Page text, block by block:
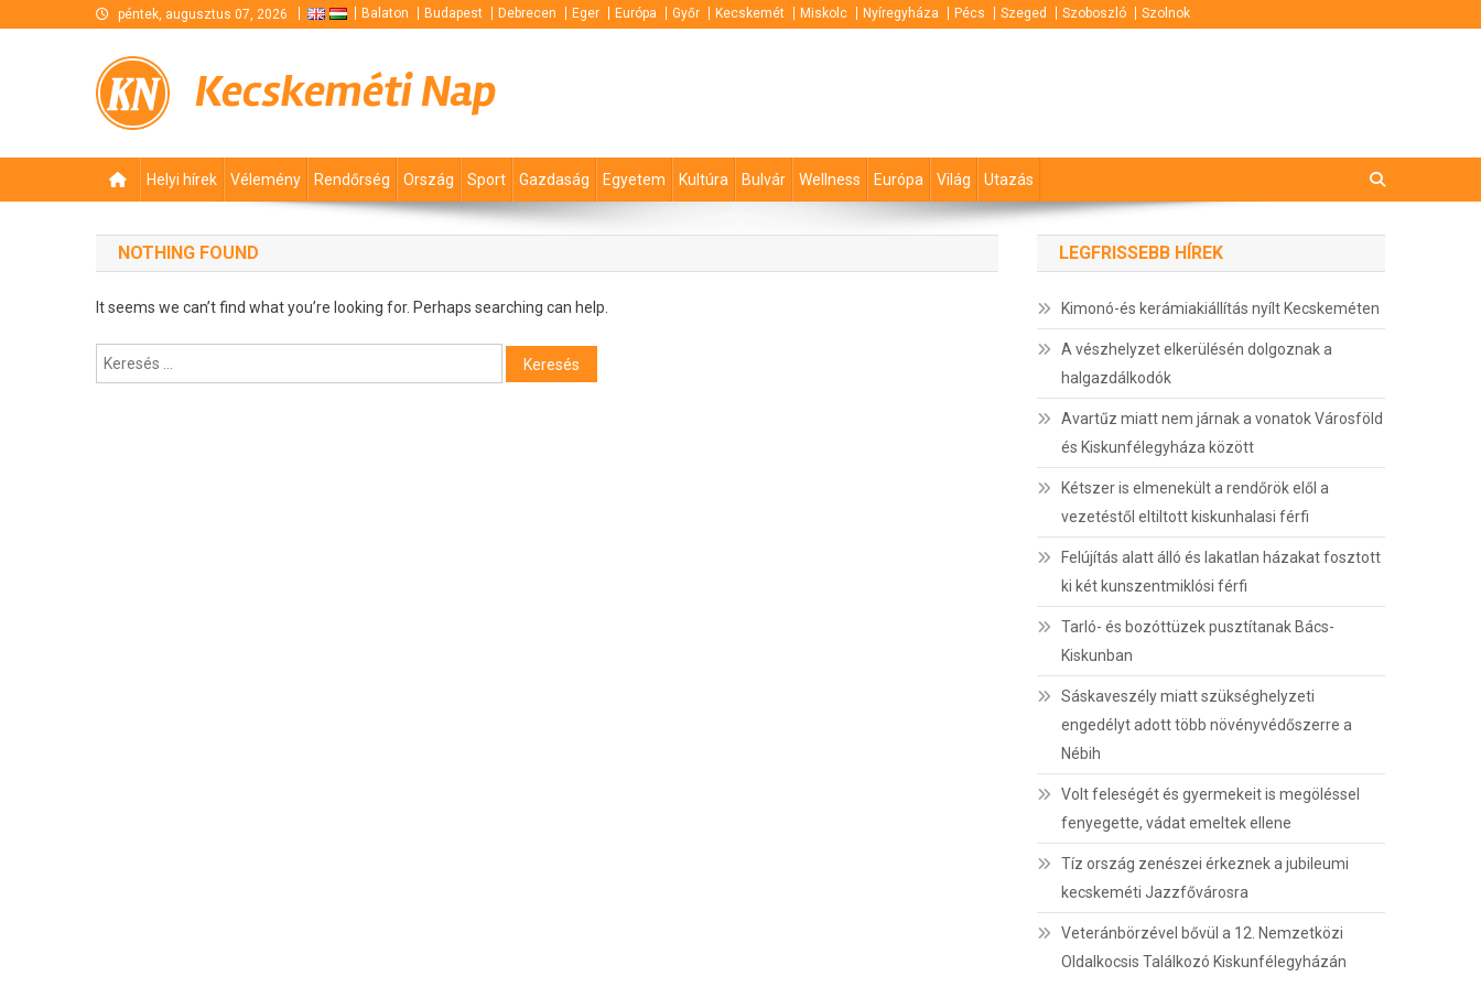
péntek, augusztus 07, 2026 Balaton Budapest Debrecen Eger Európa Győr Kecskemét Miskolc Nyíregyháza Pécs Szeged Szoboszló Szolnok
Kecskeméti Nap
Helyi hírek Vélemény Rendőrség Ország Sport Gazdaság Egyetem Kultúra Bulvár Wellness Európa Világ Utazás
NOTHING FOUND
It seems we can’t find what you’re looking for. Perhaps searching can help.
Keresés:
LEGFRISSEBB HÍREK
Kimonó-és kerámiakiállítás nyílt Kecskeméten
A vészhelyzet elkerülésén dolgoznak a
halgazdálkodók
Avartűz miatt nem járnak a vonatok Városföld
és Kiskunfélegyháza között
Kétszer is elmenekült a rendőrök elől a
vezetéstől eltiltott kiskunhalasi férfi
Felújítás alatt álló és lakatlan házakat fosztott
ki két kunszentmiklósi férfi
Tarló- és bozóttüzek pusztítanak Bács-
Kiskunban
Sáskaveszély miatt szükséghelyzeti
engedélyt adott több növényvédőszerre a
Nébih
Volt feleségét és gyermekeit is megöléssel
fenyegette, vádat emeltek ellene
Tíz ország zenészei érkeznek a jubileumi
kecskeméti Jazzfővárosra
Veteránbörzével bővül a 12. Nemzetközi
Oldalkocsis Találkozó Kiskunfélegyházán